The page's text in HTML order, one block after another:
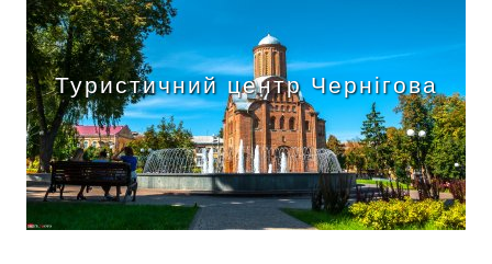
Туристичний центр Чернігова